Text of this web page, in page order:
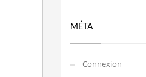
MÉTA
Connexion